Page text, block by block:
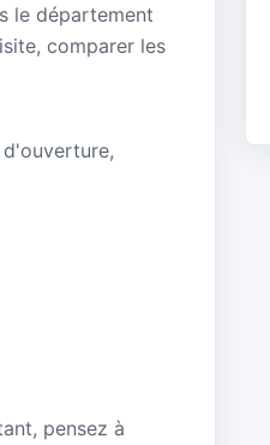
le département
comparer les
pensez à